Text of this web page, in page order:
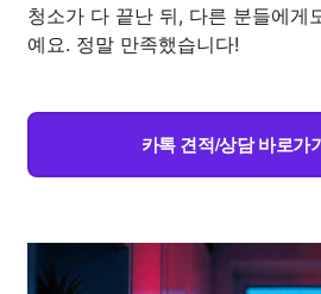
청소가 다 끝난 뒤, 다른 분들에게
예요. 정말 만족했습니다!
카톡 견적/상담 바로가